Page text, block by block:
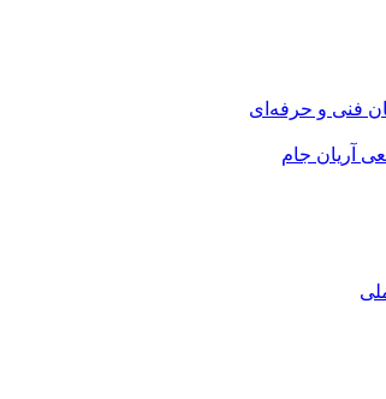
فنی و حرفه‌ای
آریان جام